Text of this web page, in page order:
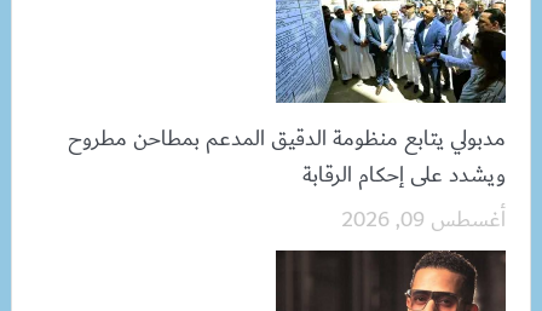
مدبولي يتابع منظومة الدقيق المدعم بمطاحن مطروح
ويشدد على إحكام الرقابة
أغسطس 09, 2026